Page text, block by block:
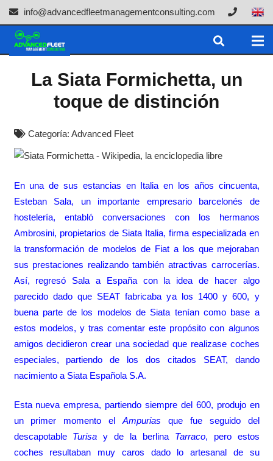
info@advancedfleetmanagementconsulting.com
La Siata Formichetta, un
toque de distinción
Categoría: Advanced Fleet
En una de sus estancias en Italia en los años cincuenta,
Esteban Sala, un importante empresario barcelonés de
hostelería, entabló conversaciones con los hermanos
Ambrosini, propietarios de Siata Italia, firma especializada en
la transformación de modelos de Fiat a los que mejoraban
sus prestaciones realizando también atractivas carrocerías.
Así, regresó Sala a España con la idea de hacer algo
parecido dado que SEAT fabricaba ya los 1400 y 600, y
buena parte de los modelos de Siata tenían como base a
estos modelos, y tras comentar este propósito con algunos
amigos decidieron crear una sociedad que realizase coches
especiales, partiendo de los dos citados SEAT, dando
nacimiento a Siata Española S.A.
Esta nueva empresa, partiendo siempre del 600, produjo en
un primer momento elAmpurias que fue seguido del
descapotable Turisay de la berlina Tarraco, pero estos
coches resultaban muy caros dado lo artesanal de su